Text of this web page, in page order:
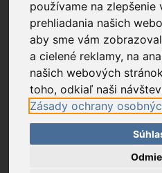
používame na zlepšenie
prehliadania našich
aby sme vám
a cielené reklamy, na
našich webových
toho, odkiaľ naši
Zásady ochrany